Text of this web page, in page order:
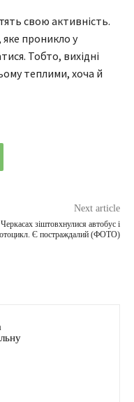
свою активність.
проникло у
Тобто, вихідні
теплими, хоча й
Next article
зіштовхнулися автобус і
Є постраждалий (ФОТО)